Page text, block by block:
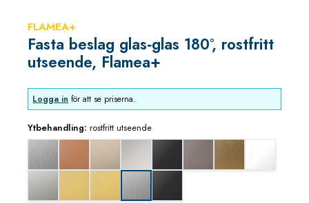
FLAMEA+
Fasta beslag glas‑glas 180°, rostfritt
utseende, Flamea+
Logga in för att se priserna.
Ytbehandling: rostfritt utseende
djupsvart mattgrafitmetall utseende
mattkrom